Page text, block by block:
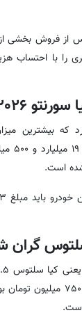
بخشی از
کیا سورنتو ۳.۵ لیتری و کیا
سورنتو ۳.۵ لیتری
گران